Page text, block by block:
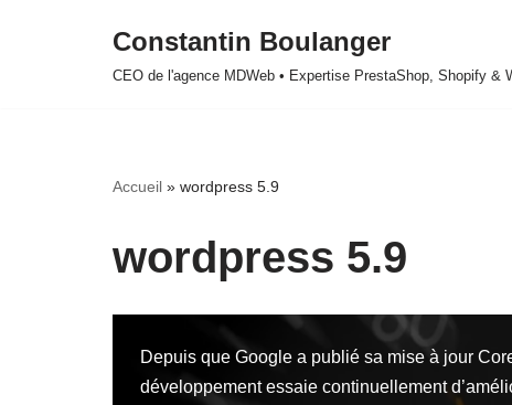
Constantin Boulanger
CEO de l'agence MDWeb • Expertise PrestaShop, Shopify &
Accueil » wordpress 5.9
wordpress 5.9
Depuis que Google a publié sa mise à jour
développement essaie continuellement